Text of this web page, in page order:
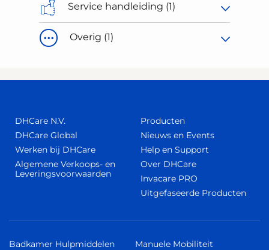
Service handleiding (1)
Overig (1)
DHCare N.V.
DHCare Global
Werken bij DHCare
Algemene Verkoops- en
Leveringsvoorwaarden
Producten
Nieuws en Events
Help en Support
Over DHCare
Invacare PRO
Uitgefaseerde Producten
Badkamer Hulpmiddelen
Manuele Mobiliteit